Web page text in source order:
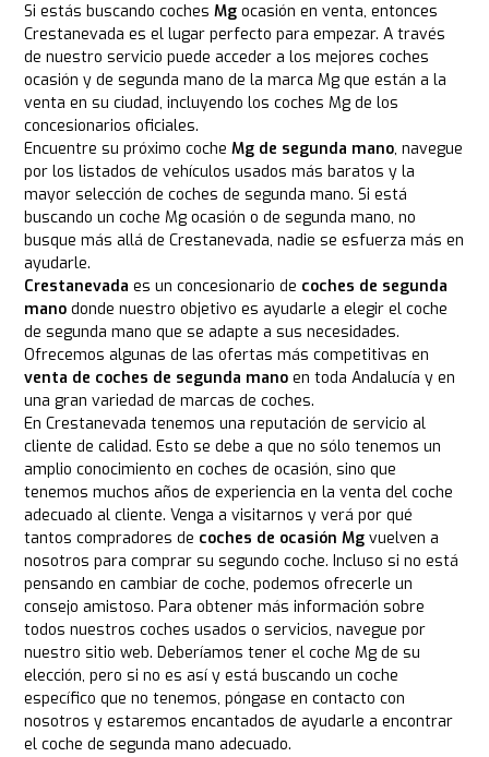
Si estás buscando cochesMg ocasión en venta, entonces
Crestanevada es el lugar perfecto para empezar. A través
de nuestro servicio puede acceder a los mejores coches
ocasión y de segunda mano de la marca Mg que están a la
venta en su ciudad, incluyendo los coches Mg de los
concesionarios oficiales.
Encuentre su próximo cocheMg de segunda mano, navegue
por los listados de vehículos usados más baratos y la
mayor selección de coches de segunda mano. Si está
buscando un coche Mg ocasión o de segunda mano, no
busque más allá de Crestanevada, nadie se esfuerza más en
ayudarle.
Crestanevada es un concesionario de coches de segunda
mano donde nuestro objetivo es ayudarle a elegir el coche
de segunda mano que se adapte a sus necesidades.
Ofrecemos algunas de las ofertas más competitivas en
venta de coches de segunda mano en toda Andalucía y en
una gran variedad de marcas de coches.
En Crestanevada tenemos una reputación de servicio al
cliente de calidad. Esto se debe a que no sólo tenemos un
amplio conocimiento en coches de ocasión, sino que
tenemos muchos años de experiencia en la venta del coche
adecuado al cliente. Venga a visitarnos y verá por qué
tantos compradores de coches de ocasión Mg vuelven a
nosotros para comprar su segundo coche. Incluso si no está
pensando en cambiar de coche, podemos ofrecerle un
consejo amistoso. Para obtener más información sobre
todos nuestros coches usados o servicios, navegue por
nuestro sitio web. Deberíamos tener el coche Mg de su
elección, pero si no es así y está buscando un coche
específico que no tenemos, póngase en contacto con
nosotros y estaremos encantados de ayudarle a encontrar
el coche de segunda mano adecuado.